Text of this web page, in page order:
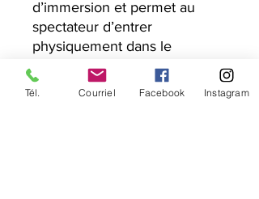
d’immersion et permet au
spectateur d’entrer
physiquement dans le
mouvement calme de la
composition.
Tél. Courriel Facebook Instagram